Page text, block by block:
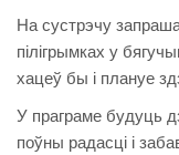
На сустрэчу
пілігрымках у
хацеў бы і плануе
У праграме будуць
поўны радасці і